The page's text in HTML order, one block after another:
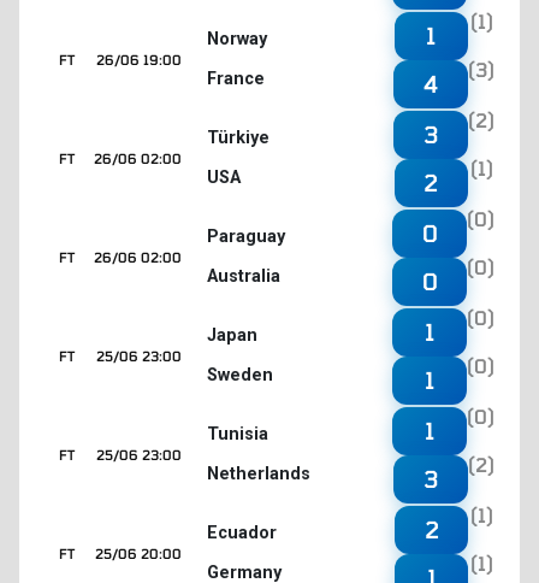
26/06 19:00
FT
Norway
France
1
(1)
4
(3)
26/06 02:00
FT
Türkiye
USA
3
(2)
2
(1)
26/06 02:00
FT
Paraguay
Australia
0
(0)
0
(0)
25/06 23:00
FT
Japan
Sweden
1
(0)
1
(0)
25/06 23:00
FT
Tunisia
Netherlands
1
(0)
3
(2)
25/06 20:00
FT
Ecuador
Germany
2
(1)
1
(1)